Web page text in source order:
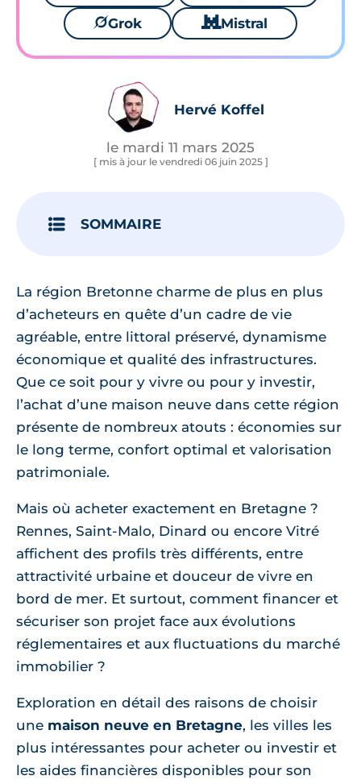
🪐Grok 🐱 Mistral
Hervé Koffel
le mardi 11 mars 2025
[ mis à jour le vendredi 06 juin 2025 ]
SOMMAIRE
La région Bretonne charme de plus en plus
d’acheteurs en quête d’un cadre de vie
agréable, entre littoral préservé, dynamisme
économique et qualité des infrastructures.
Que ce soit pour y vivre ou pour y investir,
l’achat d’une maison neuve dans cette région
présente de nombreux atouts : économies sur
le long terme, confort optimal et valorisation
patrimoniale.
Mais où acheter exactement en Bretagne ?
Rennes, Saint-Malo, Dinard ou encore Vitré
affichent des profils très différents, entre
attractivité urbaine et douceur de vivre en
bord de mer. Et surtout, comment financer et
sécuriser son projet face aux évolutions
réglementaires et aux fluctuations du marché
immobilier ?
Exploration en détail des raisons de choisir
une maison neuve en Bretagne, les villes les
plus intéressantes pour acheter ou investir et
les aides financières disponibles pour son